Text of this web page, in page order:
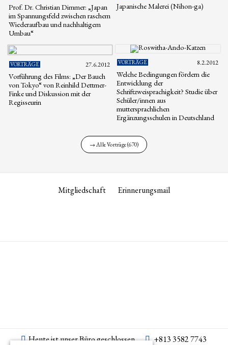
Prof. Dr. Christian Dimmer: „Japan
im Spannungsfeld zwischen raschem
Wiederaufbau und nachhaltigem
Umbau“
Japanische Malerei (Nihon-ga)
VORTRÄGE 27.6.2012
Vorführung des Films: „Der Bauch
von Tokyo“ von Reinhild Dettmer-
Finke und Diskussion mit der
Regisseurin
VORTRÄGE 8.2.2012
Welche Bedingungen fördern die
Entwicklung der
Schriftzweisprachigkeit? Studie über
Schüler/innen aus
muttersprachlichen
Ergänzungsschulen in Deutschland
→ Alle Vorträge (670)
Mitgliedschaft Erinnerungsmail
Heute ist unser Büro geschlossen. +813 3582 7743